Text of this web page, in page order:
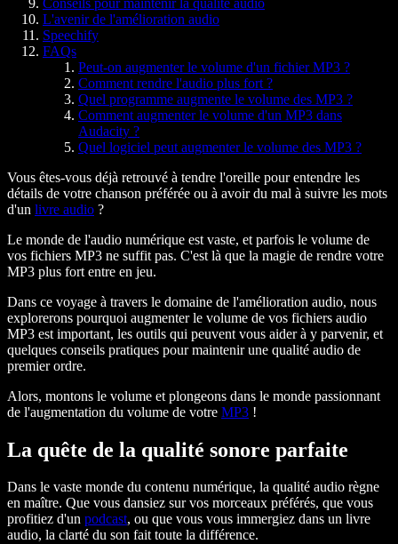
L'avenir de l'amélioration audio
Speechify
FAQs
Peut-on augmenter le volume d'un fichier MP3 ?
Comment rendre l'audio plus fort ?
Quel programme augmente le volume des MP3 ?
Comment augmenter le volume d'un MP3 dans
Audacity ?
Quel logiciel peut augmenter le volume des MP3 ?
Vous êtes-vous déjà retrouvé à tendre l'oreille pour entendre les
détails de votre chanson préférée ou à avoir du mal à suivre les mots
d'un livre audio ?
Le monde de l'audio numérique est vaste, et parfois le volume de
vos fichiers MP3 ne suffit pas. C'est là que la magie de rendre votre
MP3 plus fort entre en jeu.
Dans ce voyage à travers le domaine de l'amélioration audio, nous
explorerons pourquoi augmenter le volume de vos fichiers audio
MP3 est important, les outils qui peuvent vous aider à y parvenir, et
quelques conseils pratiques pour maintenir une qualité audio de
premier ordre.
Alors, montons le volume et plongeons dans le monde passionnant
de l'augmentation du volume de votre MP3 !
La quête de la qualité sonore parfaite
Dans le vaste monde du contenu numérique, la qualité audio règne
en maître. Que vous dansiez sur vos morceaux préférés, que vous
profitiez d'un podcast, ou que vous vous immergiez dans un livre
audio, la clarté du son fait toute la différence.